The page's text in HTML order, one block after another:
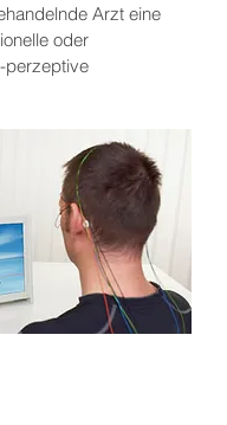
Arzt eine
oder
perzeptive